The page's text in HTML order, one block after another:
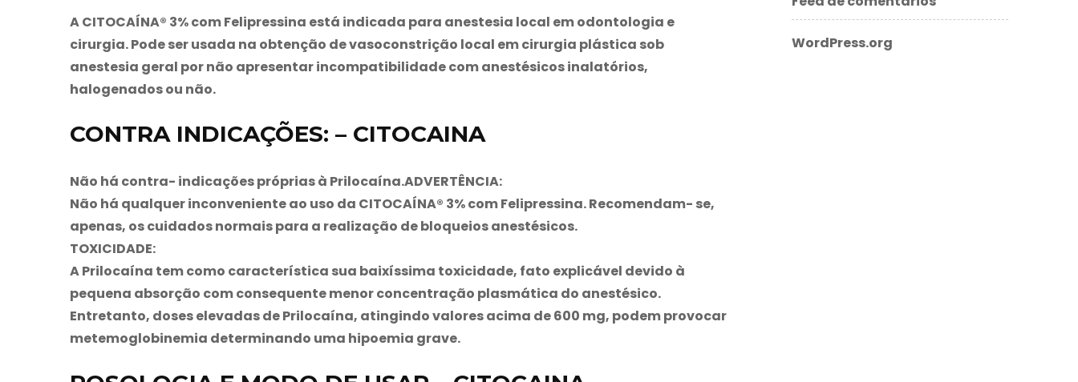
A CITOCAÍNA® 3% com Felipressina está indicada para anestesia local em odontologia e
cirurgia. Pode ser usada na obtenção de vasoconstrição local em cirurgia plástica sob
anestesia geral por não apresentar incompatibilidade com anestésicos inalatórios,
halogenados ou não.
CONTRA INDICAÇÕES: – CITOCAINA
Não há contra- indicações próprias à Prilocaína.ADVERTÊNCIA:
Não há qualquer inconveniente ao uso da CITOCAÍNA® 3% com Felipressina. Recomendam- se,
apenas, os cuidados normais para a realização de bloqueios anestésicos.
TOXICIDADE:
A Prilocaína tem como característica sua baixíssima toxicidade, fato explicável devido à
pequena absorção com consequente menor concentração plasmática do anestésico.
Entretanto, doses elevadas de Prilocaína, atingindo valores acima de 600 mg, podem provocar
metemoglobinemia determinando uma hipoemia grave.
WordPress.org